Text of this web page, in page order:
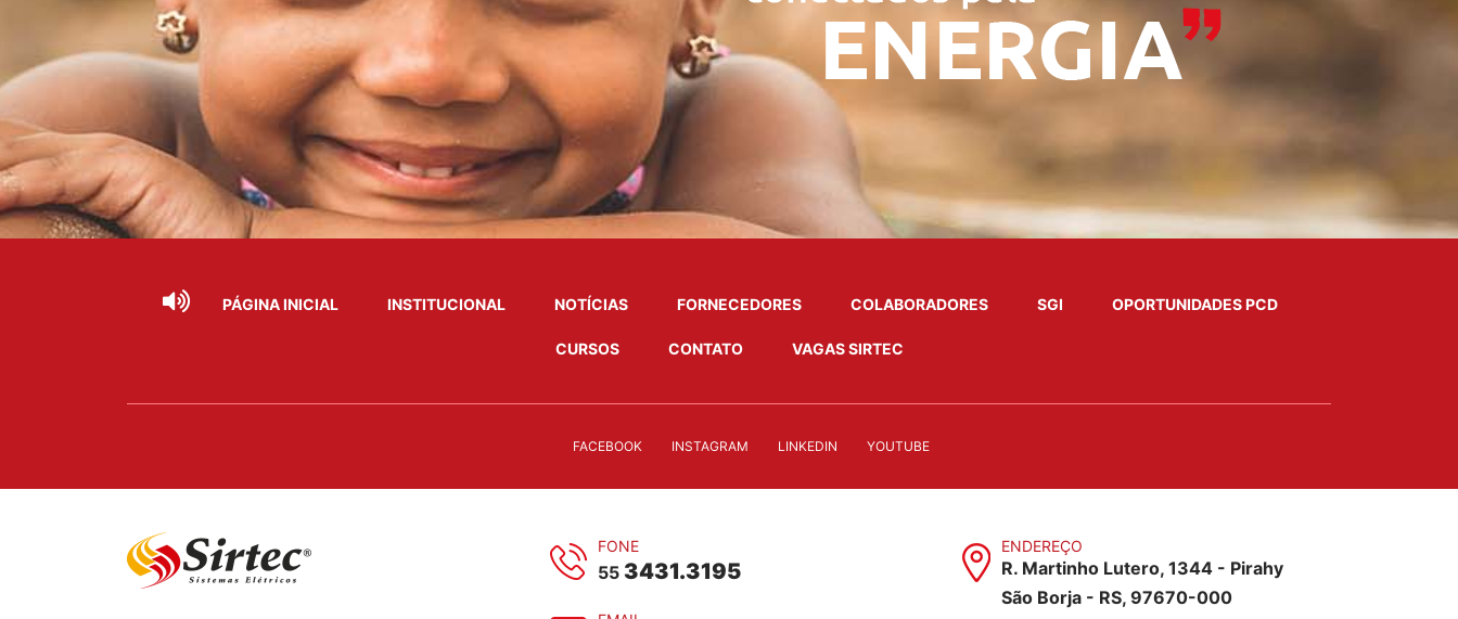
PÁGINA INICIAL INSTITUCIONAL NOTÍCIAS FORNECEDORES COLABORADORES SGI OPORTUNIDADES PCD
CURSOS CONTATO VAGAS SIRTEC
FACEBOOK INSTAGRAM LINKEDIN YOUTUBE
FONE
55 3431.3195
ENDEREÇO
R. Martinho Lutero, 1344 - Pirahy
São Borja - RS, 97670-000